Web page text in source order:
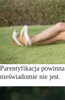
Parentyfikacja
nieświadomie nie jest.